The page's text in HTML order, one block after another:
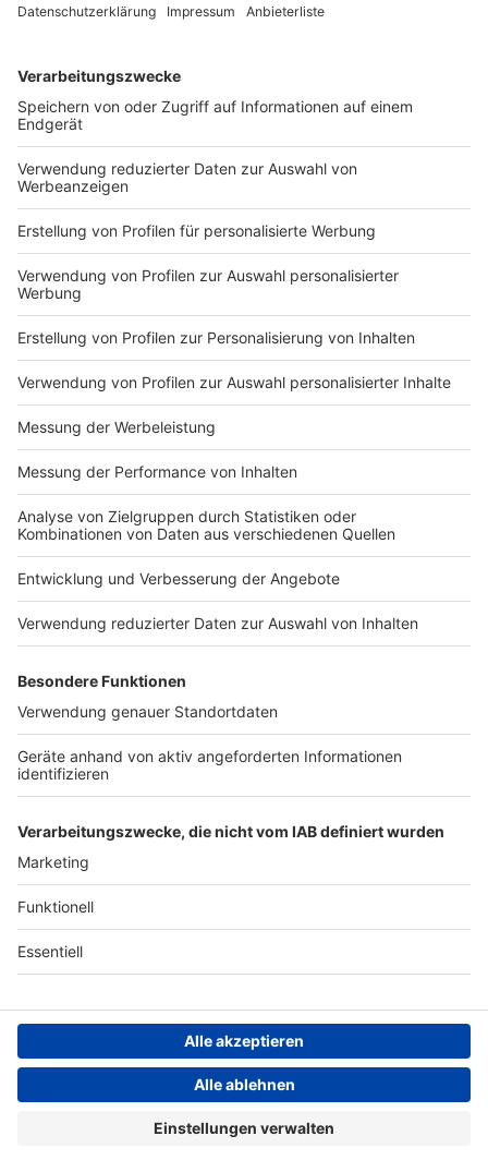
Erstligisten.
DEINE GEMERKTEN ARTIKEL
Du hast dir noch keine Artikel gemerkt
Markiere sie hierfür mit einem
Impressum
Nutzungsbedingungen
Jobs
Presse
Werben
Archiv
ANTENNE BAYERN GROUP
Stiftung ANTENNE BAYERN
hilft
Teilnahmebedingungen
Grounding Page ANTENNE
BAYERN
Kontakt
Studio-Hotline
Verkehrs-Hotline
Datenschutz­erklärung
einstellungen
Persönliche Datenkontrolle
Newsletter
ANTENNE BAYERN Live